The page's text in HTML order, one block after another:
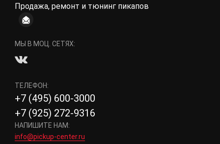
Продажа, ремонт и тюнинг пикапов
МЫ В МОЦ. СЕТЯХ:
ТЕЛЕФОН:
+7 (495) 600-3000
+7 (925) 272-9316
НАПИШИТЕ НАМ:
info@pickup-center.ru